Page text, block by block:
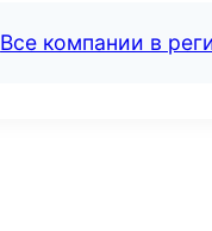
Все компании в